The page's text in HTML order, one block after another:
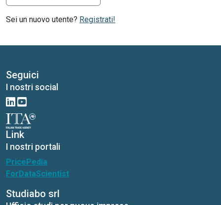
Sei un nuovo utente? Registrati!
Seguici
I nostri social
Link
I nostri portali
PricePedia
ForDataScientist
Studiabo srl